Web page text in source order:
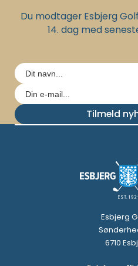
Du modtager Esbjerg
14. dag med
Tilmeld
Esbjerg
6710